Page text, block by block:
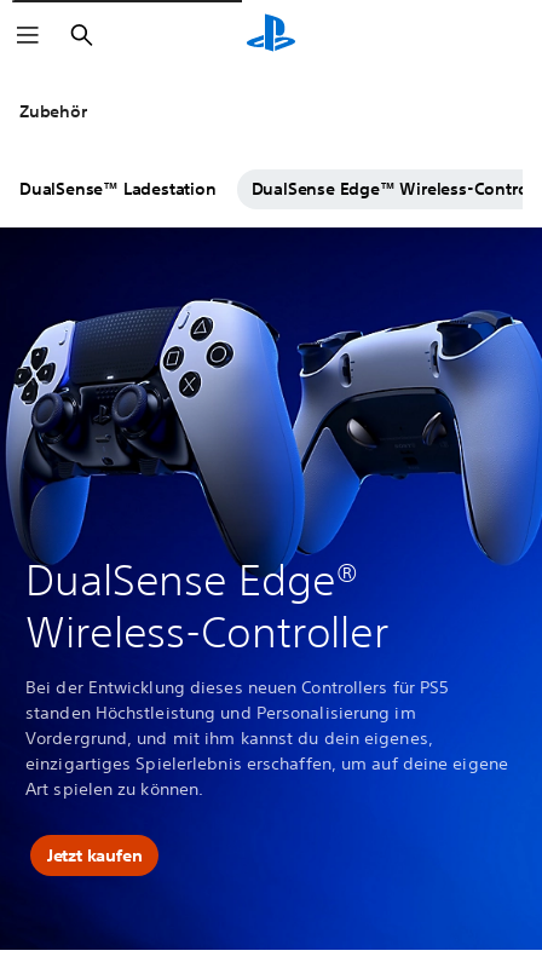
Zubehör
DualSense™ Ladestation DualSense Edge™ Wireless-
DualSense Edge®
Wireless-Controller
Bei der Entwicklung dieses neuen Controllers für PS5
standen Höchstleistung und Personalisierung im
Vordergrund, und mit ihm kannst du dein eigenes,
einzigartiges Spielerlebnis erschaffen, um auf deine eigene
Art spielen zu können.
Jetzt kaufen
Klicke auf die